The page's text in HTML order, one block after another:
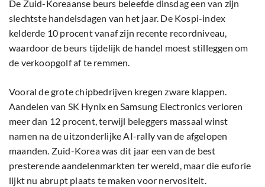
De Zuid-Koreaanse beurs beleefde dinsdag een van zijn
slechtste handelsdagen van het jaar. De Kospi-index
kelderde 10 procent vanaf zijn recente recordniveau,
waardoor de beurs tijdelijk de handel moest stilleggen om
de verkoopgolf af te remmen.
Vooral de grote chipbedrijven kregen zware klappen.
Aandelen van SK Hynix en Samsung Electronics verloren
meer dan 12 procent, terwijl beleggers massaal winst
namen na de uitzonderlijke AI-rally van de afgelopen
maanden. Zuid-Korea was dit jaar een van de best
presterende aandelenmarkten ter wereld, maar die euforie
lijkt nu abrupt plaats te maken voor nervositeit.